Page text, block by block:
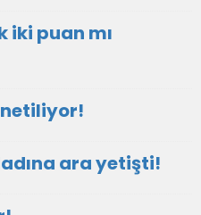
iki puan mı
ara yetişti!